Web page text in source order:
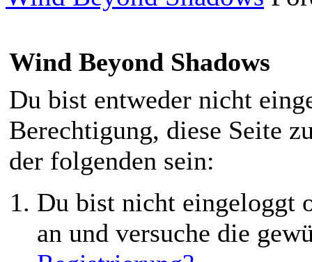
Wind Beyond Shadows
Du bist entweder nicht
Berechtigung, diese Seite
der folgenden sein:
Du bist nicht eingeloggt
an und versuche die